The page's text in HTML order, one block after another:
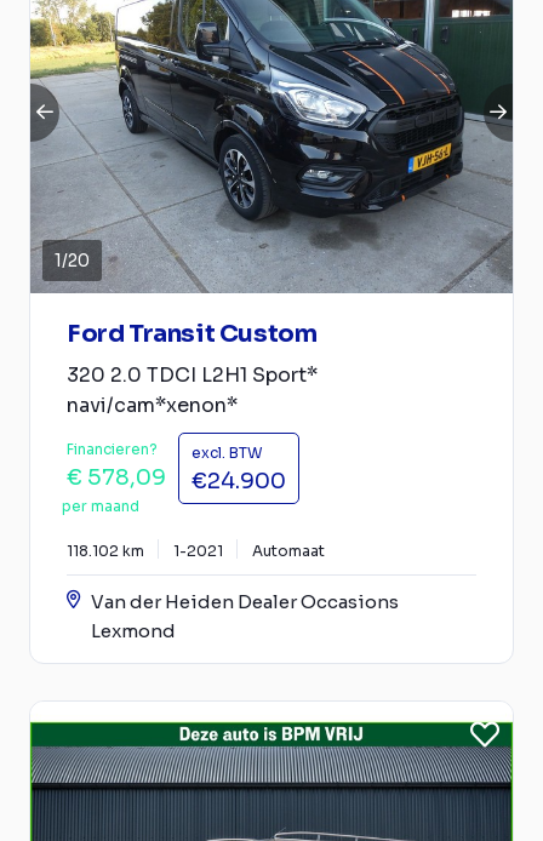
1/20
Ford Transit Custom
320 2.0 TDCI L2H1 Sport*
navi/cam*xenon*
Financieren?
€ 578,09
per maand
excl. BTW
€24.900
118.102 km 1-2021 Automaat
Van der Heiden Dealer Occasions
Lexmond